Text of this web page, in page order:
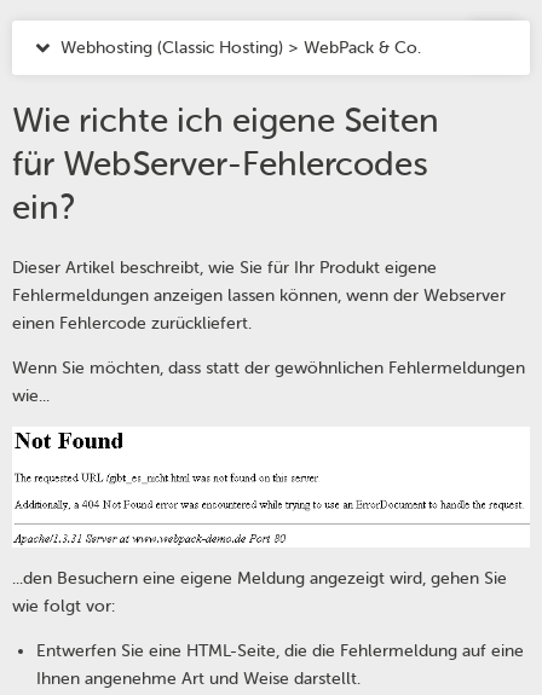
Webhosting (Classic Hosting) > WebPack & Co.
Wie richte ich eigene Seiten
für WebServer-Fehlercodes
ein?
Dieser Artikel beschreibt, wie Sie für Ihr Produkt eigene
Fehlermeldungen anzeigen lassen können, wenn der Webserver
einen Fehlercode zurückliefert.
Wenn Sie möchten, dass statt der gewöhnlichen Fehlermeldungen
wie...
...den Besuchern eine eigene Meldung angezeigt wird, gehen Sie
wie folgt vor:
Entwerfen Sie eine HTML-Seite, die die Fehlermeldung auf eine
Ihnen angenehme Art und Weise darstellt.